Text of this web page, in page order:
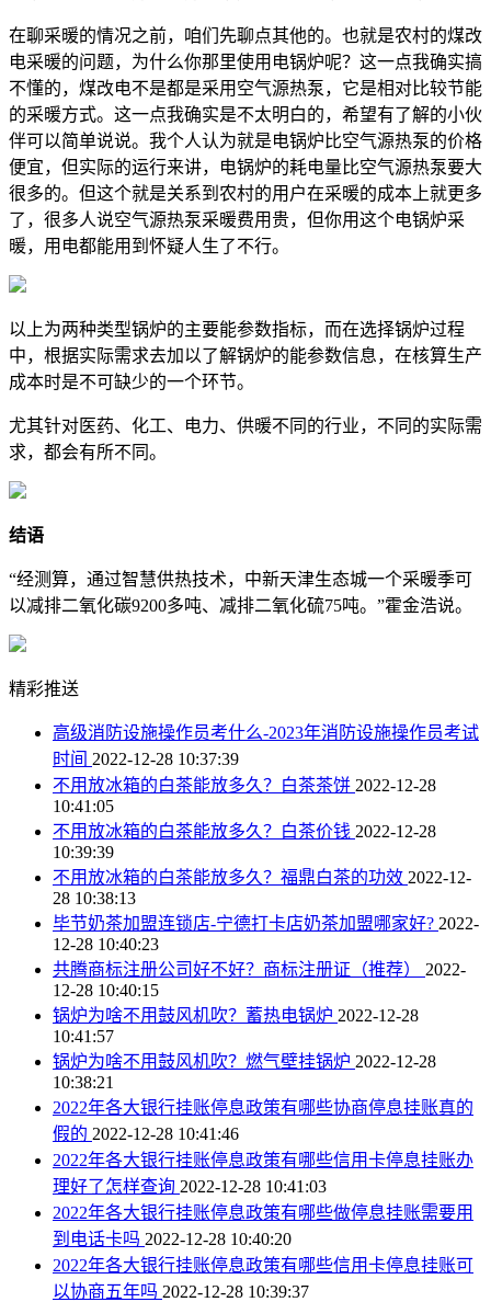
在聊采暖的情况之前，咱们先聊点其他的。也就是农村的煤改
电采暖的问题，为什么你那里使用电锅炉呢？这一点我确实搞
不懂的，煤改电不是都是采用空气源热泵，它是相对比较节能
的采暖方式。这一点我确实是不太明白的，希望有了解的小伙
伴可以简单说说。我个人认为就是电锅炉比空气源热泵的价格
便宜，但实际的运行来讲，电锅炉的耗电量比空气源热泵要大
很多的。但这个就是关系到农村的用户在采暖的成本上就更多
了，很多人说空气源热泵采暖费用贵，但你用这个电锅炉采
暖，用电都能用到怀疑人生了不行。
以上为两种类型锅炉的主要能参数指标，而在选择锅炉过程
中，根据实际需求去加以了解锅炉的能参数信息，在核算生产
成本时是不可缺少的一个环节。
尤其针对医药、化工、电力、供暖不同的行业，不同的实际需
求，都会有所不同。
结语
“经测算，通过智慧供热技术，中新天津生态城一个采暖季可
以减排二氧化碳9200多吨、减排二氧化硫75吨。”霍金浩说。
精彩推送
高级消防设施操作员考什么-2023年消防设施操作员考试
时间 2022-12-28 10:37:39
不用放冰箱的白茶能放多久？白茶茶饼 2022-12-28
10:41:05
不用放冰箱的白茶能放多久？白茶价钱 2022-12-28
10:39:39
不用放冰箱的白茶能放多久？福鼎白茶的功效 2022-12-
28 10:38:13
毕节奶茶加盟连锁店-宁德打卡店奶茶加盟哪家好? 2022-
12-28 10:40:23
共腾商标注册公司好不好？商标注册证（推荐） 2022-
12-28 10:40:15
锅炉为啥不用鼓风机吹？蓄热电锅炉 2022-12-28
10:41:57
锅炉为啥不用鼓风机吹？燃气壁挂锅炉 2022-12-28
10:38:21
2022年各大银行挂账停息政策有哪些协商停息挂账真的
假的 2022-12-28 10:41:46
2022年各大银行挂账停息政策有哪些信用卡停息挂账办
理好了怎样查询 2022-12-28 10:41:03
2022年各大银行挂账停息政策有哪些做停息挂账需要用
到电话卡吗 2022-12-28 10:40:20
2022年各大银行挂账停息政策有哪些信用卡停息挂账可
以协商五年吗 2022-12-28 10:39:37